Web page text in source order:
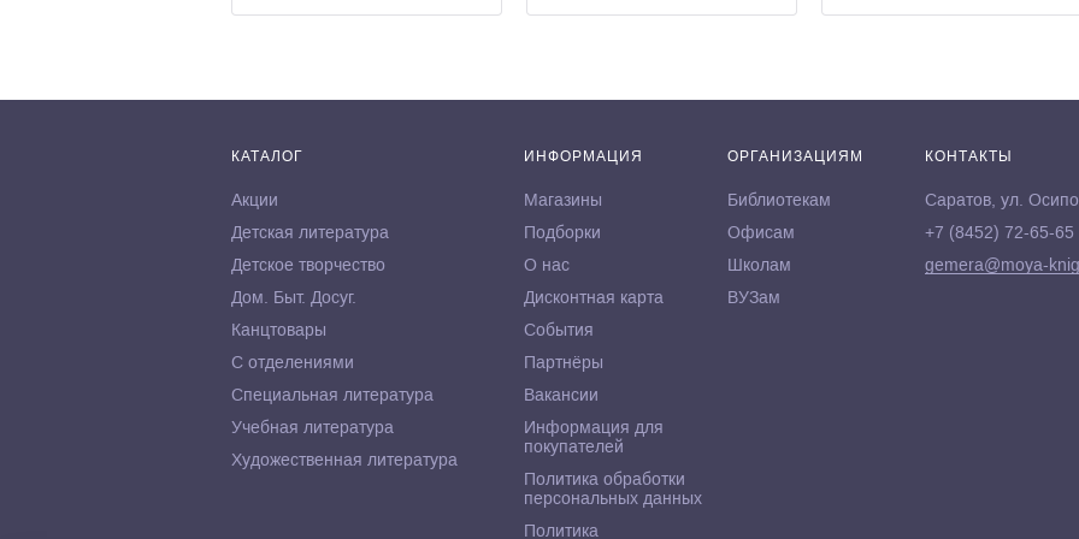
КАТАЛОГ
Акции
Детская литература
Детское творчество
Дом. Быт. Досуг.
Канцтовары
С отделениями
Специальная литература
Учебная литература
Художественная литература
ИНФОРМАЦИЯ
Магазины
Подборки
О нас
Дисконтная карта
События
Партнёры
Вакансии
Информация для
покупателей
Политика обработки
персональных данных
Политика
ОРГАНИЗАЦИЯМ
Библиотекам
Офисам
Школам
ВУЗам
КОНТАКТЫ
Саратов, ул.
+7 (8452) 72-65-65
gemera@moya-